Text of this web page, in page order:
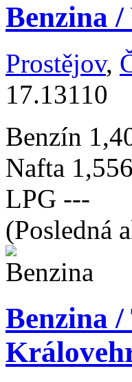
Benzina
Prostějov,
17.13110
Benzín
Nafta
LPG ---
(Posledná
Benzina /